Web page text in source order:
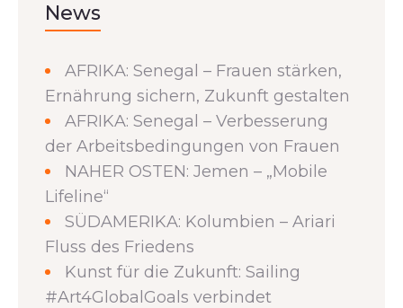
News
AFRIKA: Senegal – Frauen stärken,
Ernährung sichern, Zukunft gestalten
AFRIKA: Senegal – Verbesserung
der Arbeitsbedingungen von Frauen
NAHER OSTEN: Jemen – „Mobile
Lifeline“
SÜDAMERIKA: Kolumbien – Ariari
Fluss des Friedens
Kunst für die Zukunft: Sailing
#Art4GlobalGoals verbindet